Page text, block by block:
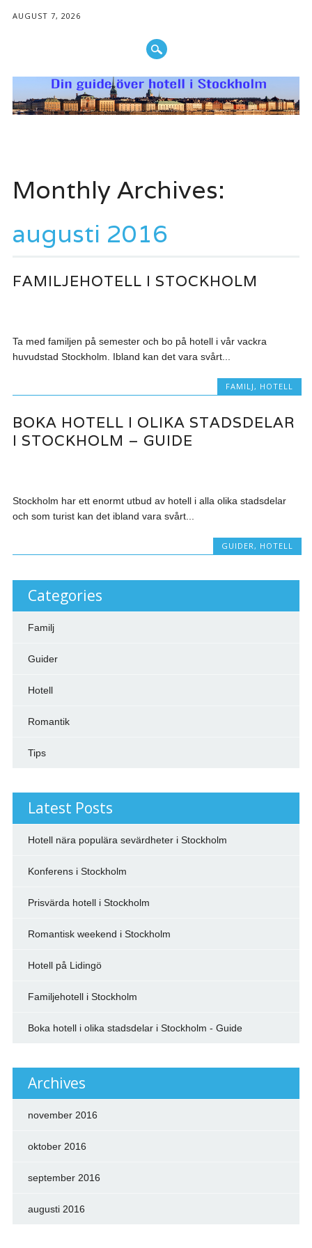
AUGUST 7, 2026
Monthly Archives:
augusti 2016
FAMILJEHOTELL I STOCKHOLM
Ta med familjen på semester och bo på hotell i vår vackra
huvudstad Stockholm. Ibland kan det vara svårt...
FAMILJ , HOTELL
BOKA HOTELL I OLIKA STADSDELAR
I STOCKHOLM – GUIDE
Stockholm har ett enormt utbud av hotell i alla olika stadsdelar
och som turist kan det ibland vara svårt...
GUIDER, HOTELL
Categories
Familj
Guider
Hotell
Romantik
Tips
Latest Posts
Hotell nära populära sevärdheter i Stockholm
Konferens i Stockholm
Prisvärda hotell i Stockholm
Romantisk weekend i Stockholm
Hotell på Lidingö
Familjehotell i Stockholm
Boka hotell i olika stadsdelar i Stockholm - Guide
Archives
november 2016
oktober 2016
september 2016
augusti 2016